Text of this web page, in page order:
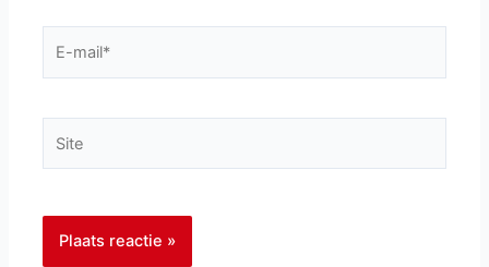
mail*